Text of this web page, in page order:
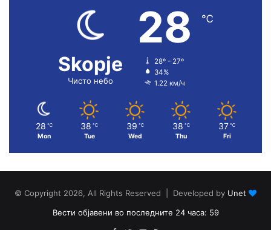
Skopje
Чисто небо
28 ℃
28º - 27º
34%
1.22 км/ч
28 ℃
Mon
38 ℃
Tue
39 ℃
Wed
38 ℃
Thu
37 ℃
Fri
© Copyright 2026, All Rights Reserved | Developed by Unet
Вести објавени во последните 24 часа: 59